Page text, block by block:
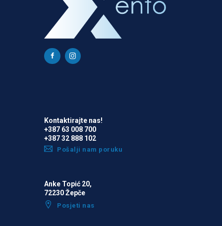
Kontaktirajte nas!
+387 63 008 700
+387 32 888 102
Pošalji nam poruku
Anke Topić 20,
72230 Žepče
Posjeti nas